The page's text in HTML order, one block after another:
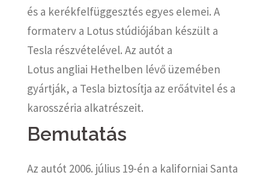
és a kerékfelfüggesztés egyes elemei. A
formaterv a Lotus stúdiójában készült a
Tesla részvételével. Az autót a
Lotus angliai Hethelben lévő üzemében
gyártják, a Tesla biztosítja az erőátvitel és a
karosszéria alkatrészeit.
Bemutatás
Az autót 2006. július 19-én a kaliforniai Santa